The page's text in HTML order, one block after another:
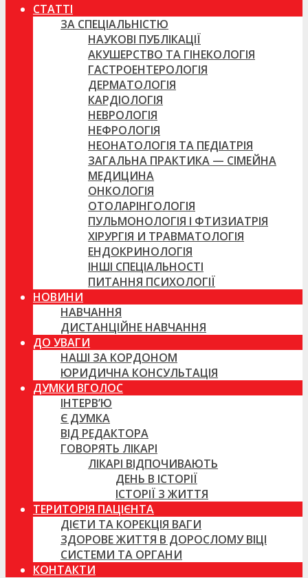
СТАТТІ
ЗА СПЕЦІАЛЬНІСТЮ
НАУКОВІ ПУБЛІКАЦІЇ
АКУШЕРСТВО ТА ГІНЕКОЛОГІЯ
ГАСТРОЕНТЕРОЛОГІЯ
ДЕРМАТОЛОГІЯ
КАРДІОЛОГІЯ
НЕВРОЛОГІЯ
НЕФРОЛОГІЯ
НЕОНАТОЛОГІЯ ТА ПЕДІАТРІЯ
ЗАГАЛЬНА ПРАКТИКА — СІМЕЙНА
МЕДИЦИНА
ОНКОЛОГІЯ
ОТОЛАРІНГОЛОГІЯ
ПУЛЬМОНОЛОГІЯ І ФТИЗИАТРІЯ
ХІРУРГІЯ И ТРАВМАТОЛОГІЯ
ЕНДОКРИНОЛОГІЯ
ІНШІ СПЕЦІАЛЬНОСТІ
ПИТАННЯ ПСИХОЛОГІЇ
НОВИНИ
НАВЧАННЯ
ДИСТАНЦІЙНЕ НАВЧАННЯ
ДО УВАГИ
НАШІ ЗА КОРДОНОМ
ЮРИДИЧНА КОНСУЛЬТАЦІЯ
ДУМКИ ВГОЛОС
ІНТЕРВ’Ю
Є ДУМКА
ВІД РЕДАКТОРА
ГОВОРЯТЬ ЛІКАРІ
ЛІКАРІ ВІДПОЧИВАЮТЬ
ДЕНЬ В ІСТОРІЇ
ІСТОРІЇ З ЖИТТЯ
ТЕРИТОРІЯ ПАЦІЄНТА
ДІЄТИ ТА КОРЕКЦІЯ ВАГИ
ЗДОРОВЕ ЖИТТЯ В ДОРОСЛОМУ ВІЦІ
СИСТЕМИ ТА ОРГАНИ
КОНТАКТИ